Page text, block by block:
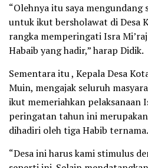
“Olehnya itu saya
untuk ikut bersholawat di Desa
rangka memperingati Isra
Habaib yang hadir,” harap Didik.
Sementara itu , Kepala Desa
Muin, mengajak seluruh
ikut memeriahkan pelaksanaan
peringatan tahun ini
dihadiri oleh tiga Habib ternama.
“Desa ini harus kami stimulus